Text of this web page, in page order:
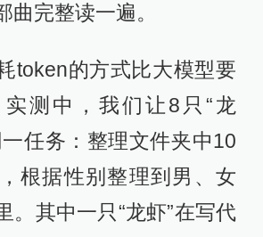
曲完整读一遍。
token的方式比大模型要
测中，我们让8只“龙
任务：整理文件夹中10
根据性别整理到男、女
。其中一只“龙虾”在写代